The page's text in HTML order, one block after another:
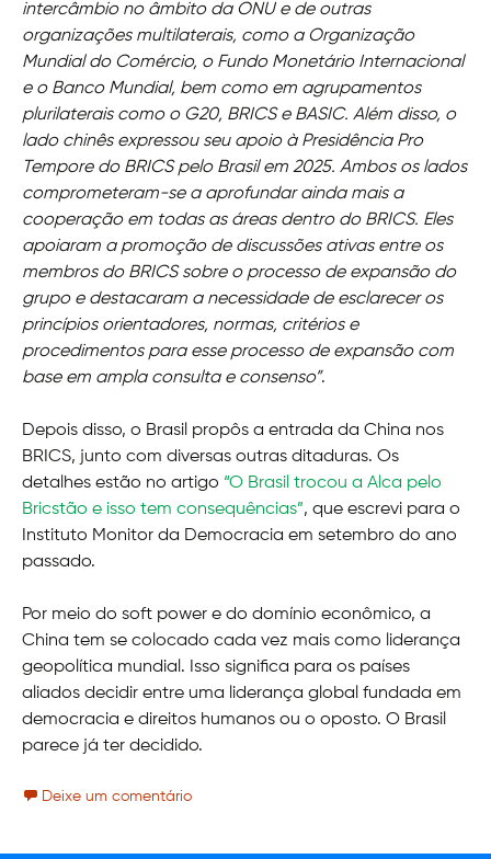
intercâmbio no âmbito da ONU e de outras
organizações multilaterais, como a Organização
Mundial do Comércio, o Fundo Monetário Internacional
e o Banco Mundial, bem como em agrupamentos
plurilaterais como o G20, BRICS e BASIC. Além disso, o
lado chinês expressou seu apoio à Presidência Pro
Tempore do BRICS pelo Brasil em 2025. Ambos os lados
comprometeram-se a aprofundar ainda mais a
cooperação em todas as áreas dentro do BRICS. Eles
apoiaram a promoção de discussões ativas entre os
membros do BRICS sobre o processo de expansão do
grupo e destacaram a necessidade de esclarecer os
princípios orientadores, normas, critérios e
procedimentos para esse processo de expansão com
base em ampla consulta e consenso”.
Depois disso, o Brasil propôs a entrada da China nos
BRICS, junto com diversas outras ditaduras. Os
detalhes estão no artigo “O Brasil trocou a Alca pelo
Bricstão e isso tem consequências”, que escrevi para o
Instituto Monitor da Democracia em setembro do ano
passado.
Por meio do soft power e do domínio econômico, a
China tem se colocado cada vez mais como liderança
geopolítica mundial. Isso significa para os países
aliados decidir entre uma liderança global fundada em
democracia e direitos humanos ou o oposto. O Brasil
parece já ter decidido.
Deixe um comentário